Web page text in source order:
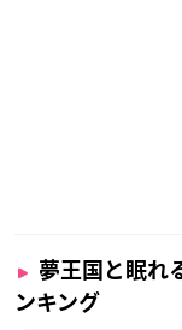
夢王国と眠れ
ンキング